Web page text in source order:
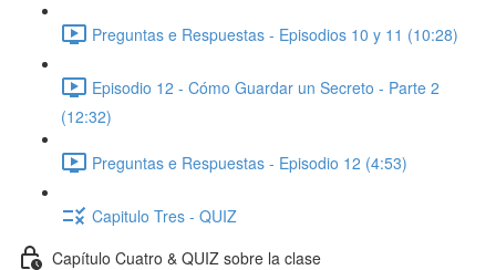
Preguntas e Respuestas - Episodios 10 y 11 (10:28)
Episodio 12 - Cómo Guardar un Secreto - Parte 2
(12:32)
Preguntas e Respuestas - Episodio 12 (4:53)
Capitulo Tres - QUIZ
Capítulo Cuatro & QUIZ sobre la clase